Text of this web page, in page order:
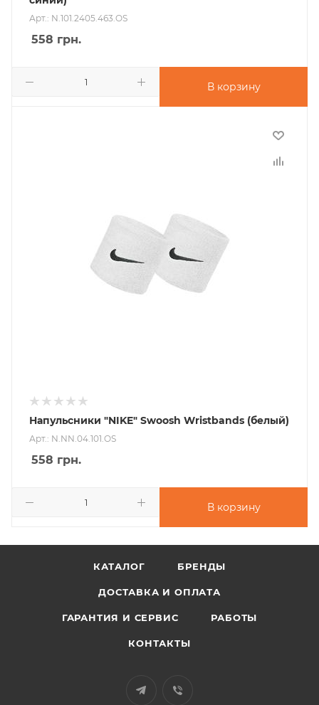
Арт.: N.101.2405.463.OS
558 грн.
В корзину
Напульсники "NIKE" Swoosh Wristbands (белый)
Арт.: N.NN.04.101.OS
558 грн.
В корзину
КАТАЛОГ БРЕНДЫ
ДОСТАВКА И ОПЛАТА
ГАРАНТИЯ И СЕРВИС РАБОТЫ
КОНТАКТЫ